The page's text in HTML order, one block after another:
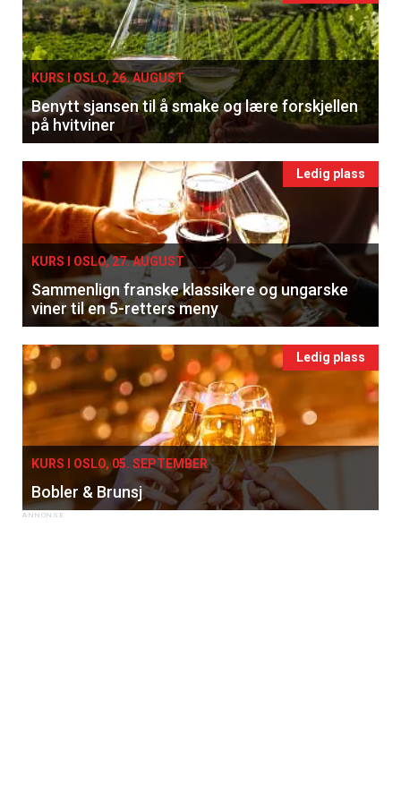
KURS I OSLO, 26. AUGUST
Benytt sjansen til å smake og lære forskjellen
på hvitviner
Ledig plass
KURS I OSLO, 27. AUGUST
Sammenlign franske klassikere og ungarske
viner til en 5-retters meny
Ledig plass
KURS I OSLO, 05. SEPTEMBER
Bobler & Brunsj